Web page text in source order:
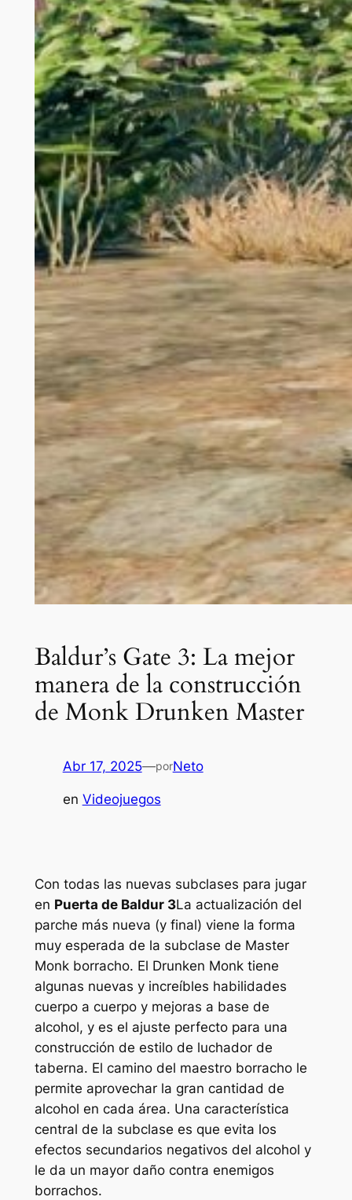
Baldur’s Gate 3: La mejor
manera de la construcción
de Monk Drunken Master
Abr 17, 2025—porNeto
en Videojuegos
Con todas las nuevas subclases para jugar
en Puerta de Baldur 3La actualización del
parche más nueva (y final) viene la forma
muy esperada de la subclase de Master
Monk borracho. El Drunken Monk tiene
algunas nuevas y increíbles habilidades
cuerpo a cuerpo y mejoras a base de
alcohol, y es el ajuste perfecto para una
construcción de estilo de luchador de
taberna. El camino del maestro borracho le
permite aprovechar la gran cantidad de
alcohol en cada área. Una característica
central de la subclase es que evita los
efectos secundarios negativos del alcohol y
le da un mayor daño contra enemigos
borrachos.